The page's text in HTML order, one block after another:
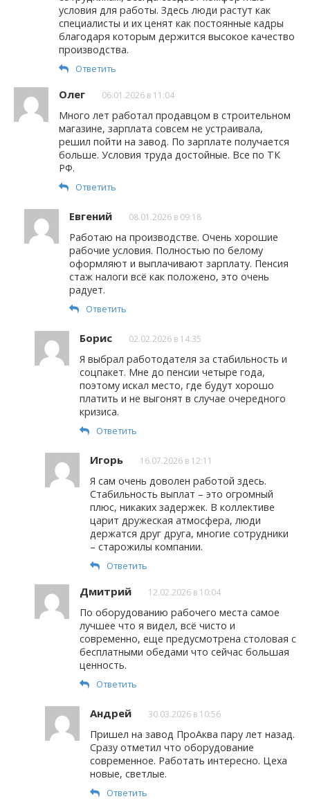
условия для работы. Здесь люди растут как
специалисты и их ценят как постоянные кадры
благодаря которым держится высокое качество
производства.
Ответить
Олег 06.01.2026 в 11:04
Много лет работал продавцом в строительном
магазине, зарплата совсем не устраивала,
решил пойти на завод. По зарплате получается
больше. Условия труда достойные. Все по ТК
РФ.
Ответить
Евгений 08.01.2026 в 09:18
Работаю на производстве. Очень хорошие
рабочие условия. Полностью по белому
оформляют и выплачивают зарплату. Пенсия
стаж налоги всё как положено, это очень
радует.
Ответить
Борис 02.02.2026 в 14:35
Я выбрал работодателя за стабильность и
соцпакет. Мне до пенсии четыре года,
поэтому искал место, где будут хорошо
платить и не выгонят в случае очередного
кризиса.
Ответить
Игорь 16.07.2026 в 12:11
Я сам очень доволен работой здесь.
Стабильность выплат – это огромный
плюс, никаких задержек. В коллективе
царит дружеская атмосфера, люди
держатся друг друга, многие сотрудники
– старожилы компании.
Ответить
Дмитрий 12.02.2026 в 10:04
По оборудованию рабочего места самое
лучшее что я видел, всё чисто и
современно, еще предусмотрена столовая с
бесплатными обедами что сейчас большая
ценность.
Ответить
Андрей 30.03.2026 в 10:56
Пришел на завод ПроАква пару лет назад.
Сразу отметил что оборудование
современное. Работать интересно. Цеха
новые, светлые.
Ответить